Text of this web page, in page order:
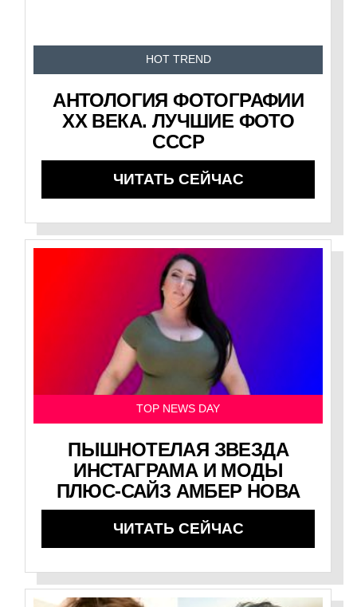
HOT TREND
АНТОЛОГИЯ ФОТОГРАФИИ
XX ВЕКА. ЛУЧШИЕ ФОТО
СССР
ЧИТАТЬ СЕЙЧАС
TOP NEWS DAY
ПЫШНОТЕЛАЯ ЗВЕЗДА
ИНСТАГРАМА И МОДЫ
ПЛЮС-САЙЗ АМБЕР НОВА
ЧИТАТЬ СЕЙЧАС